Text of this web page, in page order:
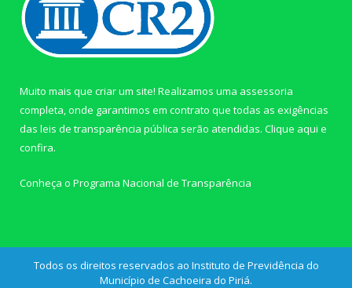
Muito mais que criar um site! Realizamos uma assessoria
completa, onde garantimos em contrato que todas as exigências
das leis de transparência pública serão atendidas. Clique aqui e
confira.
Conheça o Programa Nacional de Transparência
Todos os direitos reservados ao Instituto de Previdência do
Município de Cachoeira do Piriá.